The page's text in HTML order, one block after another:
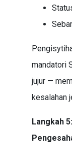
mandatori
jujur —
kesalahan
Langkah